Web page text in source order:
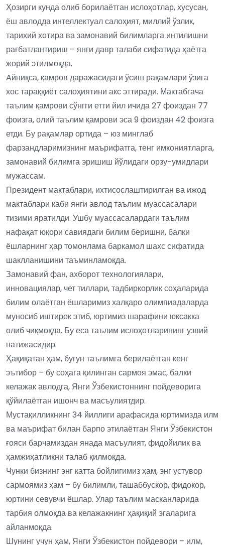
Ҳозирги кунда олиб борилаётган ислоҳотлар, хусусан,
ёш авлодда интеллектуал салоҳият, миллий ўзлик,
тарихий хотира ва замонавий билимларга интилишни
рағбатлантириш – янги давр талаби сифатида ҳаётга
жорий этилмоқда.
Aйниқса, қамров даражасидаги ўсиш рақамлари ўзига
хос тараққиёт салоҳиятини акс эттиради. Мактабгача
таълим қамрови сўнгги етти йил ичида 27 фоиздан 77
фоизга, олий таълим қамрови эса 9 фоиздан 42 фоизга
етди. Бу рақамлар ортида – юз минглаб
фарзандларимизнинг маърифатга, тенг имкониятларга,
замонавий билимга эришиш йўлидаги орзу-умидлари
мужассам.
Президент мактаблари, ихтисослаштирилган ва ижод
мактаблари каби янги авлод таълим муассасалари
тизими яратилди. Ушбу муассасалардаги таълим
нафақат юқори савиядаги билим беришни, балки
ёшларнинг ҳар томонлама баркамол шахс сифатида
шаклланишини таъминламоқда.
Замонавий фан, ахборот технологиялари,
инновациялар, чет тиллари, тадбиркорлик соҳаларида
билим олаётган ёшларимиз халқаро олимпиадаларда
муносиб иштирок этиб, юртимиз шарафини юксакка
олиб чиқмоқда. Бу еса таълим ислоҳотларининг узвий
натижасидир.
Ҳақиқатан ҳам, бугун таълимга берилаётган кенг
эътибор – бу соҳага қилинган сармоя эмас, балки
келажак авлодга, Янги Ўзбекистоннинг пойдеворига
қўйилаётган ишонч ва масъулиятдир.
Мустақилликнинг 34 йиллиги арафасида юртимизда илм
ва маърифат билан барпо этилаётган Янги Ўзбекистон
ғояси барчамиздан янада масъулият, фидойилик ва
ҳамжиҳатликни талаб қилмоқда.
Чунки бизнинг энг катта бойлигимиз ҳам, энг устувор
сармоямиз ҳам – бу билимли, ташаббускор, фидокор,
юртини севувчи ёшлар. Улар таълим масканларида
тарбия олмоқда ва келажакнинг ҳақиқий эгаларига
айланмоқда.
Шунинг учун ҳам, Янги Ўзбекистон пойдевори – илм,